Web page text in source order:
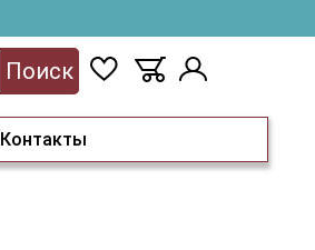
Контакты
Поиск